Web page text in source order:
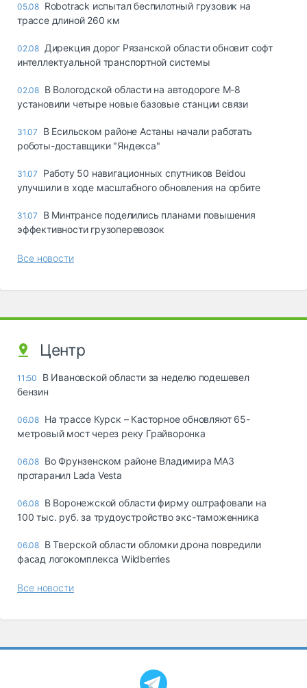
05.08 Robotrack испытал беспилотный грузовик на
трассе длиной 260 км
02.08 Дирекция дорог Рязанской области обновит софт
интеллектуальной транспортной системы
02.08 В Вологодской области на автодороге М-8
установили четыре новые базовые станции связи
31.07
В Есильском районе Астаны начали работать
роботы-доставщики "Яндекса"
31.07
Работу 50 навигационных спутников Beidou
улучшили в ходе масштабного обновления на орбите
31.07
В Минтрансе поделились планами повышения
эффективности грузоперевозок
Все новости
Центр
11:50
В Ивановской области за неделю подешевел
бензин
06.08 На трассе Курск – Касторное обновляют 65-
метровый мост через реку Грайворонка
06.08 Во Фрунзенском районе Владимира МАЗ
протаранил Lada Vesta
06.08 В Воронежской области фирму оштрафовали на
100 тыс. руб. за трудоустройство экс-таможенника
06.08 В Тверской области обломки дрона повредили
фасад логокомплекса Wildberries
Все новости